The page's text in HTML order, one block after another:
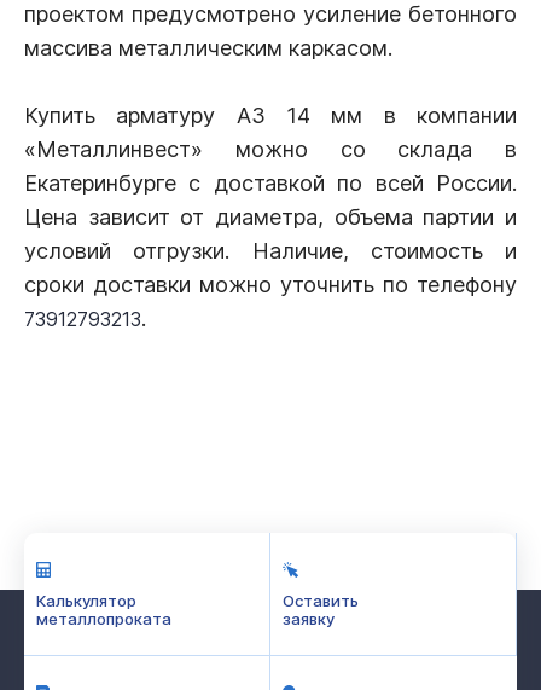
проектом предусмотрено усиление бетонного
массива металлическим каркасом.
Купить арматуру А3 14 мм в компании
«Металлинвест» можно со склада в
Екатеринбурге с доставкой по всей России.
Цена зависит от диаметра, объема партии и
условий отгрузки. Наличие, стоимость и
сроки доставки можно уточнить по телефону
73912793213.
Калькулятор
металлопроката
Оставить
заявку